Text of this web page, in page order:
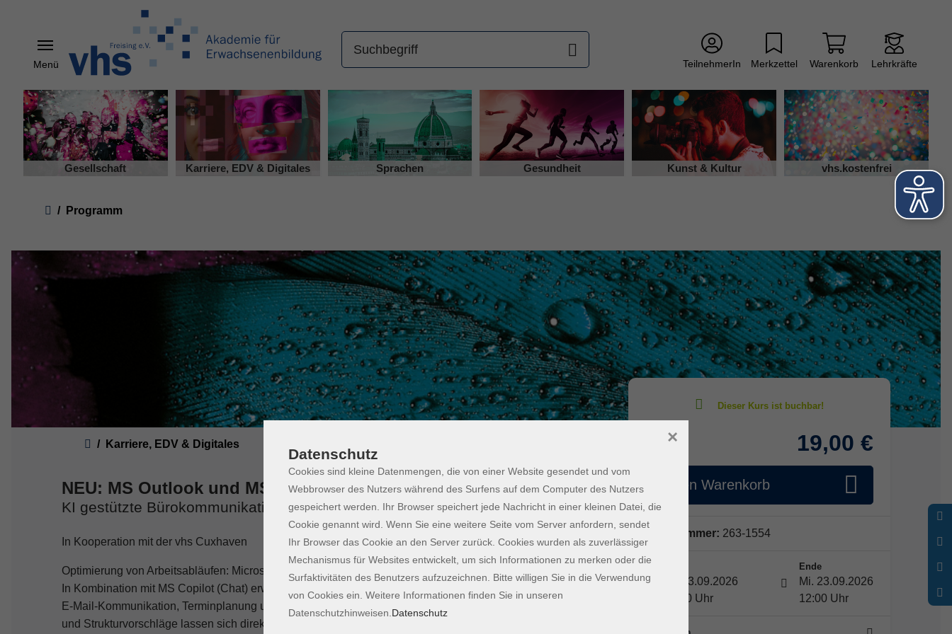
Menü TeilnehmerIn Merkzettel Warenkorb Lehrkräfte
Gesellschaft Karriere, EDV & Digitales Sprachen Gesundheit Kunst & Kultur vhs.kostenfrei
Programm
Karriere, EDV & Digitales
NEU: MS Outlook und MS Copilot (Chat) - ONLINE
KI gestützte Bürokommunikation in MS 365
In Kooperation mit der vhs Cuxhaven
Optimierung von Arbeitsabläufen: Microsoft Outlook gehört zu den zentralen Werkzeugen im Büroalltag.
In Kombination mit MS Copilot (Chat) erweitert sich die Anwendung um KI‑gestützte Unterstützung bei
E‑Mail‑Kommunikation, Terminplanung und Aufgabenorganisation. Textentwürfe, Zusammenfassungen
und Strukturvorschläge lassen sich direkt im Arbeitskontext erzeugen. Dadurch entstehen klarere
Gebühr 19,00 €
In den Warenkorb
Kursnummer: 263-1554
Mi. 23.09.2026
10:30 Uhr
Ende
Mi. 23.09.2026
12:00 Uhr
Datenschutz
Cookies sind kleine Datenmengen, die von einer Website gesendet und vom
Webbrowser des Nutzers während des Surfens auf dem Computer des Nutzers
gespeichert werden. Ihr Browser speichert jede Nachricht in einer kleinen Datei, die
Cookie genannt wird. Wenn Sie eine weitere Seite vom Server anfordern, sendet
Ihr Browser das Cookie an den Server zurück. Cookies wurden als zuverlässiger
Mechanismus für Websites entwickelt, um sich Informationen zu merken oder die
Surfaktivitäten des Benutzers aufzuzeichnen. Bitte willigen Sie in die Verwendung
von Cookies ein. Weitere Informationen finden Sie in unseren
Datenschutzhinweisen. Datenschutz
×